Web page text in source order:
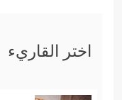
اختر القاريء